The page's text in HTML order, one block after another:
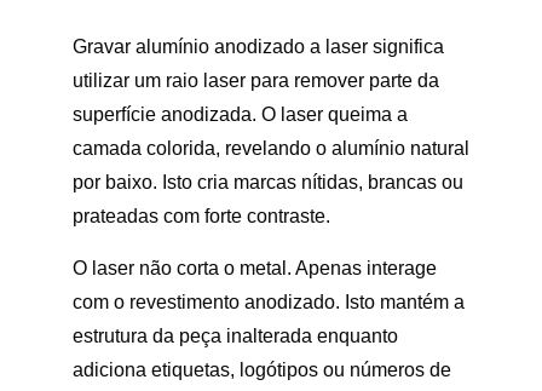
Gravar alumínio anodizado a laser significa
utilizar um raio laser para remover parte da
superfície anodizada. O laser queima a
camada colorida, revelando o alumínio natural
por baixo. Isto cria marcas nítidas, brancas ou
prateadas com forte contraste.
O laser não corta o metal. Apenas interage
com o revestimento anodizado. Isto mantém a
estrutura da peça inalterada enquanto
adiciona etiquetas, logótipos ou números de